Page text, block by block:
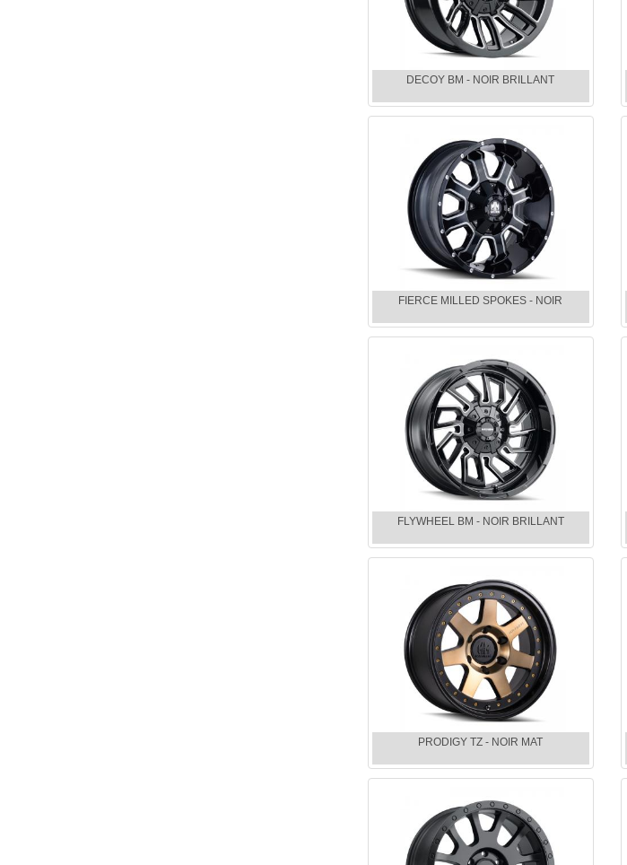
DECOY BM - NOIR BRILLANT
FIERCE MILLED SPOKES - NOIR
FLYWHEEL BM - NOIR BRILLANT
PRODIGY TZ - NOIR MAT